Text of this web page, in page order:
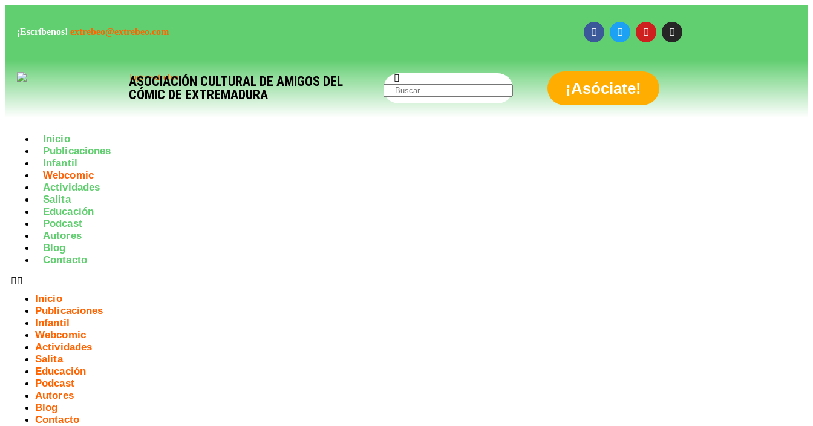
¡Escríbenos! extrebeo@extrebeo.com
ASOCIACIÓN CULTURAL DE AMIGOS DEL
CÓMIC DE EXTREMADURA
¡Asóciate!
Inicio
Publicaciones
Infantil
Webcomic
Actividades
Salita
Educación
Podcast
Autores
Blog
Contacto
Inicio
Publicaciones
Infantil
Webcomic
Actividades
Salita
Educación
Podcast
Autores
Blog
Contacto